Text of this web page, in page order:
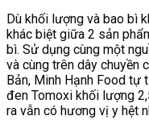
Dù khối lượng và bao bì
khác biệt giữa 2 sản
bì. Sử dụng cùng một
và cùng trên dây chuyền
Bản, Minh Hạnh Food
đen Tomoxi khối lượng
ra vẫn có hương vị y hệt